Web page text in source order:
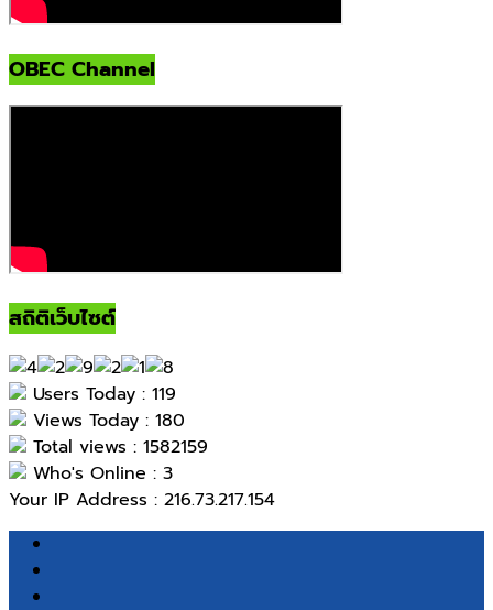
OBEC Channel
สถิติเว็บไซต์
Users Today : 119
Views Today : 180
Total views : 1582159
Who's Online : 3
Your IP Address : 216.73.217.154